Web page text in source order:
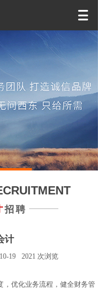
招聘
计
19 2021 次浏览
，优化业务流程，健全财务管